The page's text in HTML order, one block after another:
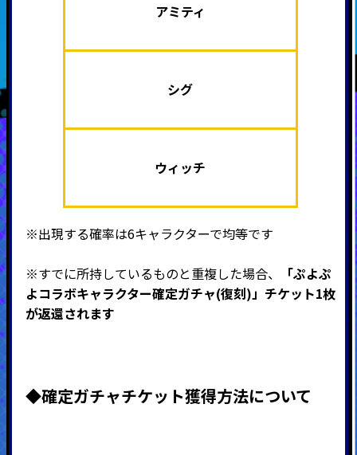
アミティ
シグ
ウィッチ
※出現する確率は6キャラクターで均等です
※すでに所持しているものと重複した場合、
「ぷよぷ
よコラボキャラクター確定ガチャ(復刻) 」チケット1枚
が返還されます
◆確定ガチャチケット獲得方法について